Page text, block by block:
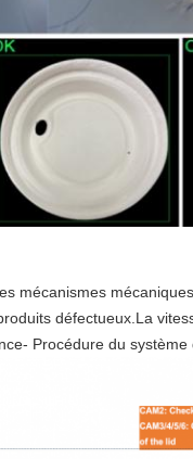
mécanismes
défectueux.La
Procédure du système